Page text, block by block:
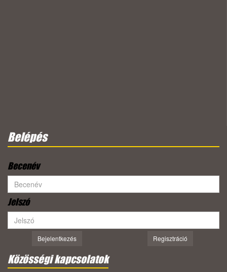
Belépés
Becenév
Jelszó
Bejelentkezés Regisztráció
Közösségi kapcsolatok